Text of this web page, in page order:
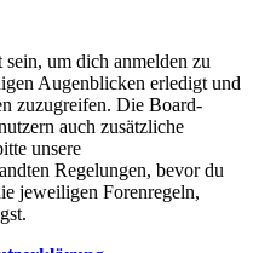
um dich anmelden zu
Augenblicken erledigt und
zuzugreifen. Die Board-
auch zusätzliche
unsere
Regelungen, bevor du
jeweiligen Forenregeln,